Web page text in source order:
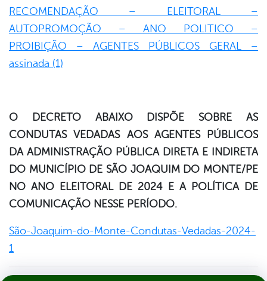
RECOMENDAÇÃO – ELEITORAL –
AUTOPROMOÇÃO – ANO POLITICO –
PROIBIÇÃO – AGENTES PÚBLICOS GERAL –
assinada (1)
O DECRETO ABAIXO DISPÕE SOBRE AS
CONDUTAS VEDADAS AOS AGENTES PÚBLICOS
DA ADMINISTRAÇÃO PÚBLICA DIRETA E INDIRETA
DO MUNICÍPIO DE SÃO JOAQUIM DO MONTE/PE
NO ANO ELEITORAL DE 2024 E A POLÍTICA DE
COMUNICAÇÃO NESSE PERÍODO.
São-Joaquim-do-Monte-Condutas-Vedadas-2024-
1